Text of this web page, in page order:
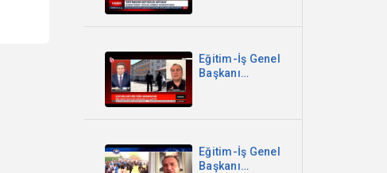
Koza TV
Eğitim-İş Genel
Başkanı
Eğitim-İş Genel
Başkanı